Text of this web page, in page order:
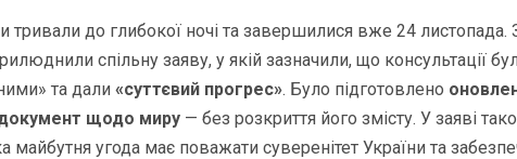
тривали до глибокої ночі та завершилися вже 24 листопада.
спільну заяву, у якій зазначили, що консультації
та дали «суттєвий прогрес». Було підготовлено
щодо миру — без розкриття його змісту. У заяві
майбутня угода має поважати суверенітет України та